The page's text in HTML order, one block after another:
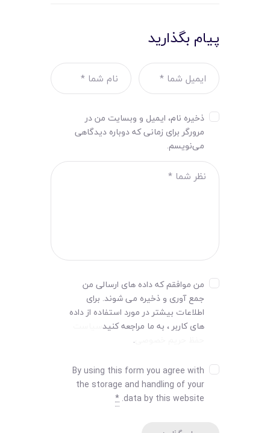
پیام بگذارید
ذخیره نام، ایمیل و وبسایت من در
مرورگر برای زمانی که دوباره دیدگاهی
می‌نویسم.
من موافقم که داده های ارسالی من
جمع آوری و ذخیره می شوند. برای
اطلاعات بیشتر در مورد استفاده از داده
های کاربر ، به ما مراجعه کنید
.
By using this form you agree with
the storage and handling of your
data by this website.
*